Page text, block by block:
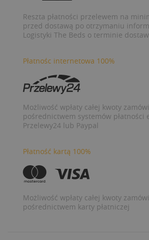
Reszta płatności przelewem na
przed dostawą po otrzymaniu
Logistyki The Beds o terminie
Płatnośc internetowa 100%
Możliwość wpłaty całej kwoty
pośrednictwem systemów płatności
Przelewy24 lub Paypal
Płatność kartą 100%
Możliwość wpłaty całej kwoty
pośrednictwem karty płatniczej